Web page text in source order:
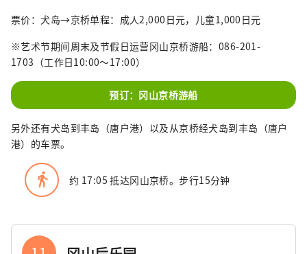
票价：犬岛→京桥单程：成人2,000日元，儿童1,000日元
※艺术节期间周末及节假日运营冈山京桥游船：086-201-
1703（工作日10:00～17:00）
预订：冈山京桥游船
另外还有犬岛到丰岛（唐户港）以及从京桥经犬岛到丰岛（唐户
港）的车票。
directions_walk 约 17:05 抵达冈山京桥。步行15分钟